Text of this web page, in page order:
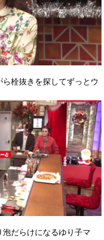
栓抜きを探してずっとウ
だらけになるゆり子マ